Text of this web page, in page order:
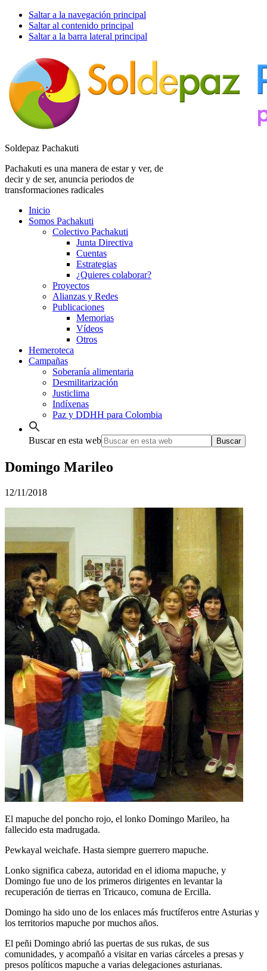
Saltar a la navegación principal
Saltar al contenido principal
Saltar a la barra lateral principal
Soldepaz Pachakuti
Pachakuti es una manera de estar y ver, de
decir y de ser, anuncia periodos de
transformaciones radicales
Inicio
Somos Pachakuti
Colectivo Pachakuti
Junta Directiva
Cuentas
Estrategias
¿Quieres colaborar?
Proyectos
Alianzas y Redes
Publicaciones
Memorias
Vídeos
Otros
Hemeroteca
Campañas
Soberanía alimentaria
Desmilitarización
Justiclima
Indíxenas
Paz y DDHH para Colombia
Buscar en esta web
Domingo Marileo
12/11/2018
El mapuche del poncho rojo, el lonko Domingo Marileo, ha
fallecido esta madrugada.
Pewkayal weichafe. Hasta siempre guerrero mapuche.
Lonko significa cabeza, autoridad en el idioma mapuche, y
Domingo fue uno de los primeros dirigentes en levantar la
recuperación de tierras en Tricauco, comuna de Ercilla.
Domingo ha sido uno de los enlaces más fructíferos entre Asturias y
los territorios mapuche por muchos años.
El peñi Domingo abrió las puertas de sus rukas, de sus
comunidades, y acompañó a visitar en varias cárceles a presas y
presos políticos mapuche a varias delegaciones asturianas.